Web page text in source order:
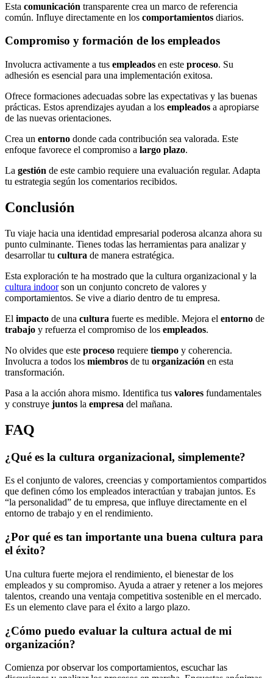
Esta comunicación transparente crea un marco de referencia
común. Influye directamente en los comportamientos diarios.
Compromiso y formación de los empleados
Involucra activamente a tus empleados en este proceso. Su
adhesión es esencial para una implementación exitosa.
Ofrece formaciones adecuadas sobre las expectativas y las buenas
prácticas. Estos aprendizajes ayudan a los empleados a apropiarse
de las nuevas orientaciones.
Crea un entorno donde cada contribución sea valorada. Este
enfoque favorece el compromiso a largo plazo.
La gestión de este cambio requiere una evaluación regular. Adapta
tu estrategia según los comentarios recibidos.
Conclusión
Tu viaje hacia una identidad empresarial poderosa alcanza ahora su
punto culminante. Tienes todas las herramientas para analizar y
desarrollar tu cultura de manera estratégica.
Esta exploración te ha mostrado que la cultura organizacional y la
cultura indoorson un conjunto concreto de valores y
comportamientos. Se vive a diario dentro de tu empresa.
El impacto de una cultura fuerte es medible. Mejora el entorno de
trabajo y refuerza el compromiso de los empleados.
No olvides que este proceso requiere tiempo y coherencia.
Involucra a todos los miembros de tu organización en esta
transformación.
Pasa a la acción ahora mismo. Identifica tus valores fundamentales
y construye juntos la empresa del mañana.
FAQ
¿Qué es la cultura organizacional, simplemente?
Es el conjunto de valores, creencias y comportamientos compartidos
que definen cómo los empleados interactúan y trabajan juntos. Es
“la personalidad” de tu empresa, que influye directamente en el
entorno de trabajo y en el rendimiento.
¿Por qué es tan importante una buena cultura para
el éxito?
Una cultura fuerte mejora el rendimiento, el bienestar de los
empleados y su compromiso. Ayuda a atraer y retener a los mejores
talentos, creando una ventaja competitiva sostenible en el mercado.
Es un elemento clave para el éxito a largo plazo.
¿Cómo puedo evaluar la cultura actual de mi
organización?
Comienza por observar los comportamientos, escuchar las